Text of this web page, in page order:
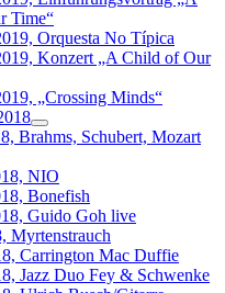
Time“
Orquesta No Típica
Konzert „A Child of Our
„Crossing Minds“
Brahms, Schubert, Mozart
NIO
Bonefish
Guido Goh live
Myrtenstrauch
Carrington Mac Duffie
Jazz Duo Fey & Schwenke